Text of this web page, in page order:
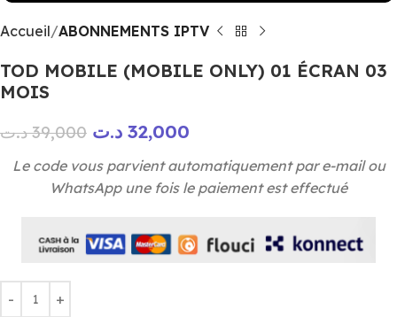
Accueil ABONNEMENTS IPTV
TOD MOBILE (MOBILE ONLY) 01 ÉCRAN 03
MOIS
39,000 د.ت 32,000 د.ت
Le code vous parvient automatiquement par e-mail ou
WhatsApp une fois le paiement est effectué